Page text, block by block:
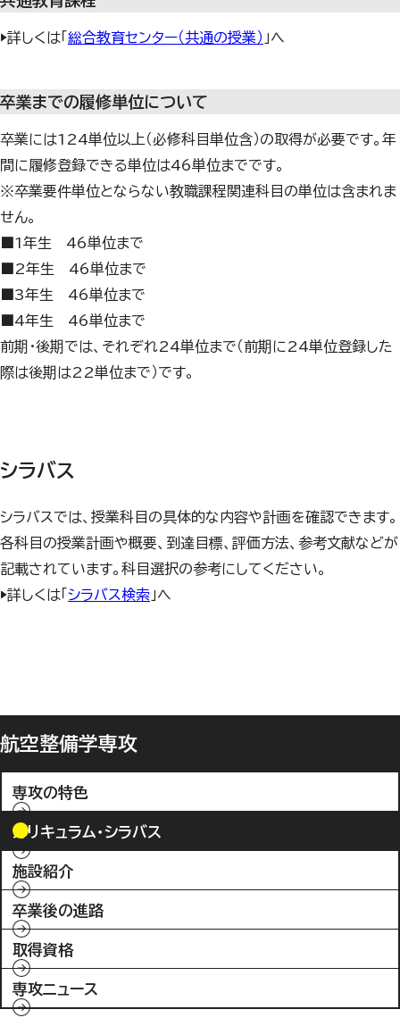
▶詳しくは「 総合教育センター（共通の授業） 」へ
卒業までの履修単位について
卒業には124単位以上（必修科目単位含）の取得が必要です。年
間に履修登録できる単位は46単位までです。
※卒業要件単位とならない教職課程関連科目の単位は含まれま
せん。
■1年生 46単位まで
■2年生 46単位まで
■3年生 46単位まで
■4年生 46単位まで
前期・後期では、それぞれ24単位まで（前期に24単位登録した
際は後期は22単位まで）です。
シラバス
シラバスでは、授業科目の具体的な内容や計画を確認できます。
各科目の授業計画や概要、到達目標、評価方法、参考文献などが
記載されています。科目選択の参考にしてください。
▶詳しくは「 シラバス検索 」へ
航空整備学専攻
専攻の特色
カリキュラム・シラバス
施設紹介
卒業後の進路
取得資格
専攻ニュース